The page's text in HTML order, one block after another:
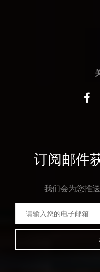
订阅邮件
我们会为您推